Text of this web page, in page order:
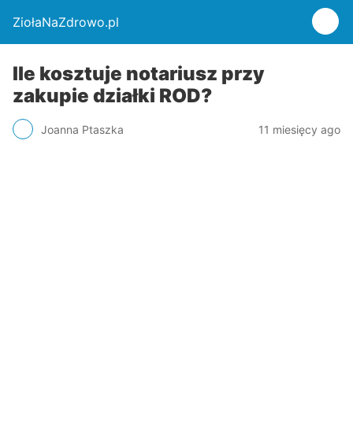
ZiołaNaZdrowo.pl
Ile kosztuje notariusz przy
zakupie działki ROD?
Joanna Ptaszka 11 miesięcy ago